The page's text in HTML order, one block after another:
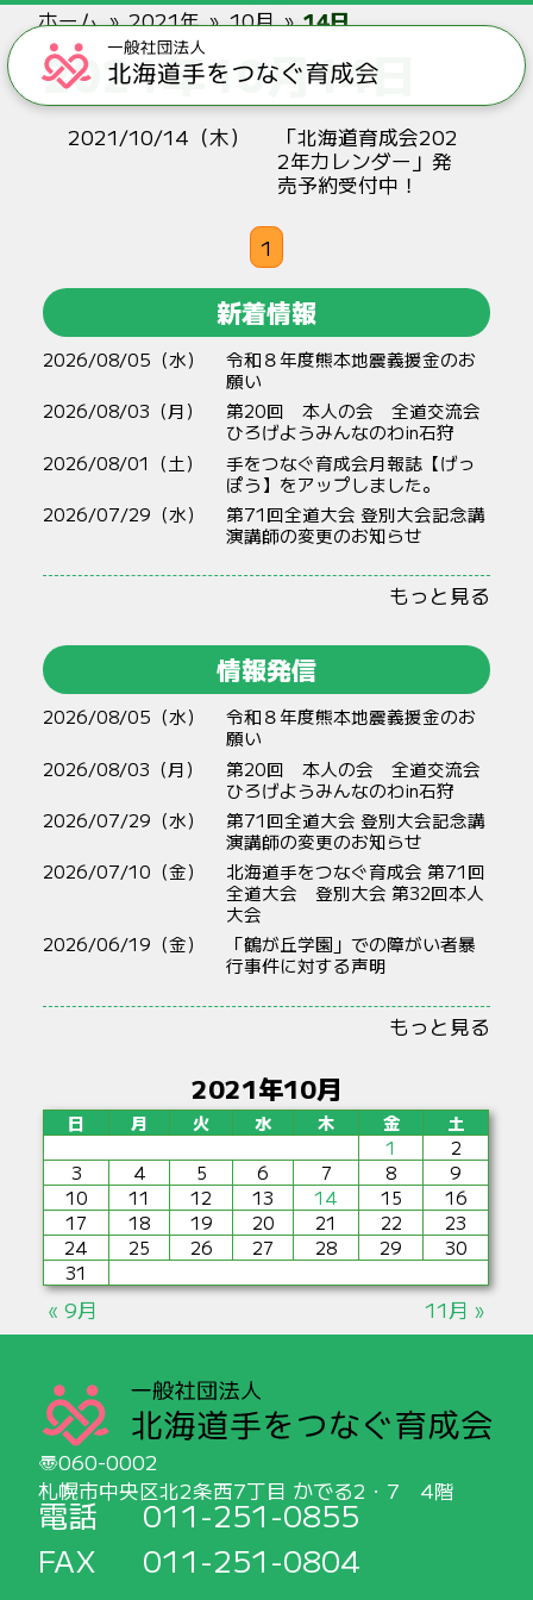
ホーム 2021年 10月 14日
2021年10月14日
2021/10/14（木）
「北海道育成会202
2年カレンダー」発
売予約受付中！
1
新着情報
2026/08/05（水）
令和８年度熊本地震義援金のお
願い
2026/08/03（月）
第20回 本人の会 全道交流会
ひろげようみんなのわin石狩
2026/08/01（土）
手をつなぐ育成会月報誌【げっ
ぽう】をアップしました。
2026/07/29（水）
第71回全道大会 登別大会記念講
演講師の変更のお知らせ
もっと見る
情報発信
2026/08/05（水）
令和８年度熊本地震義援金のお
願い
2026/08/03（月）
第20回 本人の会 全道交流会
ひろげようみんなのわin石狩
2026/07/29（水）
第71回全道大会 登別大会記念講
演講師の変更のお知らせ
2026/07/10（金）
北海道手をつなぐ育成会 第71回
全道大会 登別大会 第32回本人
大会
2026/06/19（金）
「鶴が丘学園」での障がい者暴
行事件に対する声明
もっと見る
2021年10月
日 月 火 水 木 金
土
1
2
3
4 5 6 7 8
9
10
11 12 13 14 15
16
17
18 19 20 21 22
23
24
25 26 27 28 29
30
31
« 9月 11月 »
060-0002
札幌市中央区北2条西7丁目 かでる2・7 4階
電話
011-251-0855
FAX
011-251-0804